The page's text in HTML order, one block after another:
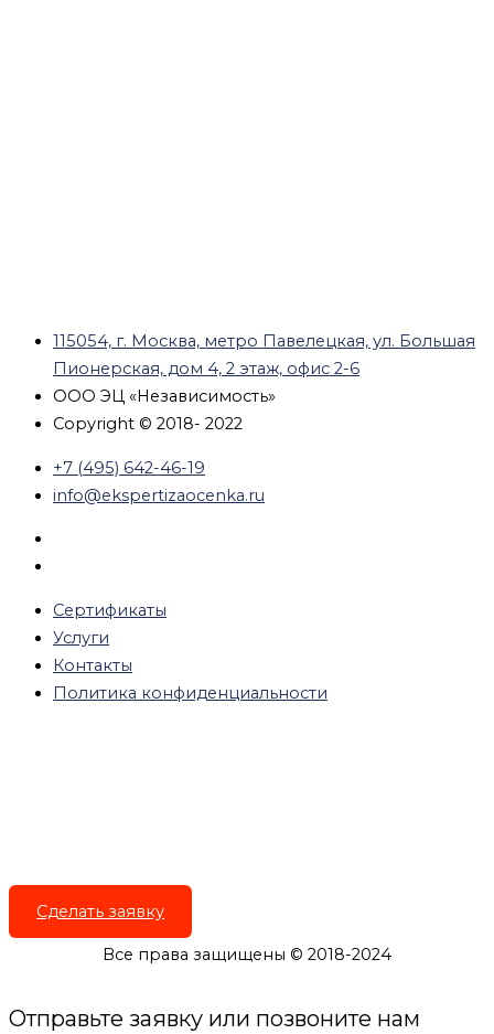
115054, г. Москва, метро Павелецкая, ул. Большая
Пионерская, дом 4, 2 этаж, офис 2-6
ООО ЭЦ «Независимость»
Copyright © 2018- 2022
+7 (495) 642-46-19
info@ekspertizaocenka.ru
Сертификаты
Услуги
Контакты
Политика конфиденциальности
Сделать заявку
Все права защищены © 2018-2024
Отправьте заявку или позвоните нам